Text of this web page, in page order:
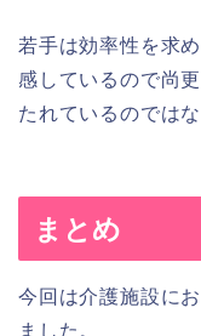
若手は効率性を求
感しているので尚
たれているのでは
まとめ
今回は介護施設に
ました。